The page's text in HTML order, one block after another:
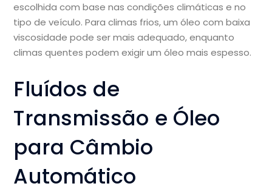
escolhida com base nas condições climáticas e no
tipo de veículo. Para climas frios, um óleo com baixa
viscosidade pode ser mais adequado, enquanto
climas quentes podem exigir um óleo mais espesso.
Fluídos de
Transmissão e Óleo
para Câmbio
Automático